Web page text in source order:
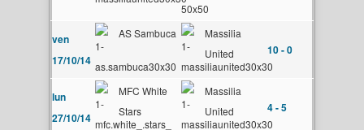
ven
17/10/14
AS Sambuca
Massilia
United
10 - 0
lun
27/10/14
MFC White
Stars
Massilia
United
4 - 5